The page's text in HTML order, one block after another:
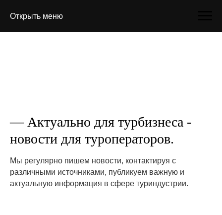
Открыть меню
— Актуально для турбизнеса -
новости для туроператоров.
Мы регулярно пишем новости, контактируя с
различными источниками, публикуем важную и
актуальную информация в сфере туриндустрии.